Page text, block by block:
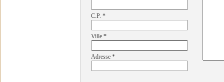
C.P. *
Ville *
Adresse *